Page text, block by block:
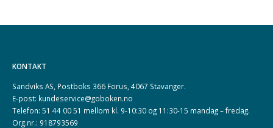
KONTAKT
Sandviks AS, Postboks 366 Forus, 4067 Stavanger.
E-post: kundeservice@goboken.no
Telefon: 51 44 00 51 mellom kl. 9-10:30 og 11:30-15 mandag – fredag.
Org.nr.: 918793569